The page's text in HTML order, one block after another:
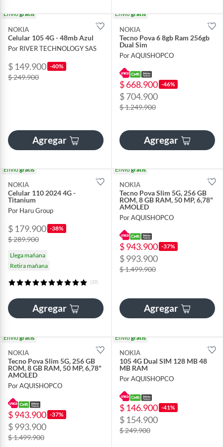
Envíogratis
NOKIA
Celular 105 4G - 48mb Azul
Por RIVER TECHNOLOGY SAS
$ 149.900 -40%
$ 249.900
Agregar
Envíogratis
NOKIA
Tecno Pova 6 8gb Ram 256gb
Dual Sim
Por AQUISHOPCO
$ 668.900 -46%
$ 704.900
$ 1.249.900
Agregar
Envíogratis
NOKIA
Celular 110 2024 4G -
Titanium
Por Haru Group
$ 179.900 -38%
$ 289.900
Llega mañana
Retira mañana
(37)
Agregar
Envíogratis
NOKIA
Tecno Pova Slim 5G, 256 GB
ROM, 8 GB RAM, 50 MP, 6,78"
AMOLED
Por AQUISHOPCO
$ 943.900 -37%
$ 993.900
$ 1.499.900
Agregar
Envíogratis
NOKIA
Tecno Pova Slim 5G, 256 GB
ROM, 8 GB RAM, 50 MP, 6,78"
AMOLED
Por AQUISHOPCO
$ 943.900 -37%
$ 993.900
$ 1.499.900
Envíogratis
NOKIA
105 4G Dual SIM 128 MB 48
MB RAM
Por AQUISHOPCO
$ 146.900 -41%
$ 154.900
$ 249.900